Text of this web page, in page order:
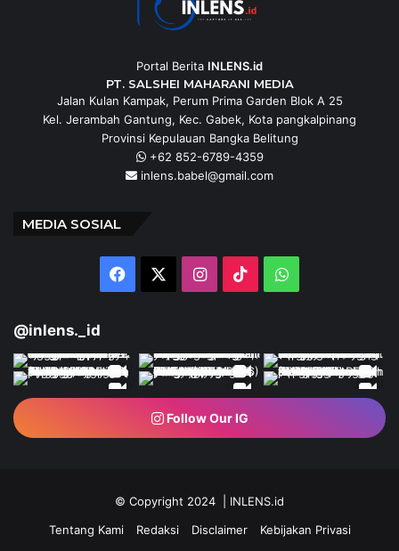
Portal Berita INLENS.id
PT. SALSHEI MAHARANI MEDIA
Jalan Kulan Kampak, Perum Prima Garden Blok A 25
Kel. Jerambah Gantung, Kec. Gabek, Kota pangkalpinang
Provinsi Kepulauan Bangka Belitung
+62 852-6789-4359
inlens.babel@gmail.com
MEDIA SOSIAL
Facebook Instagram
TikTokWhatsApp
@inlens._id
Follow Our IG
© Copyright 2024 | INLENS.id
Tentang Kami
Redaksi Disclaimer
Kebijakan Privasi